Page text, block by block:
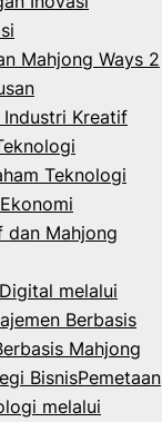
Mahjong Ways 2
Industri Kreatif
Teknologi
dan Mahjong
melalui
Berbasis
Mahjong
BisnisPemetaan
melalui